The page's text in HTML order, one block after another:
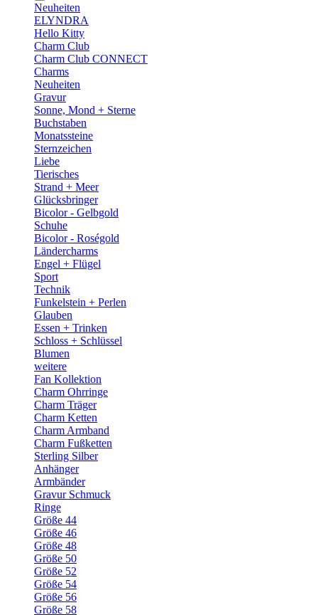
Neuheiten
ELYNDRA
Hello Kitty
Charm Club
Charm Club CONNECT
Charms
Neuheiten
Gravur
Sonne, Mond + Sterne
Buchstaben
Monatssteine
Sternzeichen
Liebe
Tierisches
Strand + Meer
Glücksbringer
Bicolor - Gelbgold
Schuhe
Bicolor - Roségold
Ländercharms
Engel + Flügel
Sport
Technik
Funkelstein + Perlen
Glauben
Essen + Trinken
Schloss + Schlüssel
Blumen
weitere
Fan Kollektion
Charm Ohrringe
Charm Träger
Charm Ketten
Charm Armband
Charm Fußketten
Sterling Silber
Anhänger
Armbänder
Gravur Schmuck
Ringe
Größe 44
Größe 46
Größe 48
Größe 50
Größe 52
Größe 54
Größe 56
Größe 58